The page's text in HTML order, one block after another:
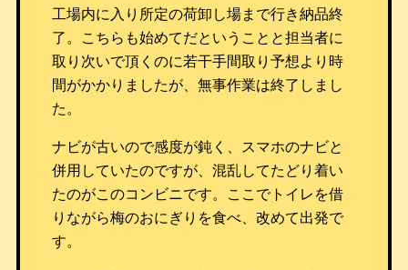
工場内に入り所定の荷卸し場まで行き納品終
了。こちらも始めてだということと担当者に
取り次いで頂くのに若干手間取り予想より時
間がかかりましたが、無事作業は終了しまし
た。
ナビが古いので感度が鈍く、スマホのナビと
併用していたのですが、混乱してたどり着い
たのがこのコンビニです。ここでトイレを借
りながら梅のおにぎりを食べ、改めて出発で
す。